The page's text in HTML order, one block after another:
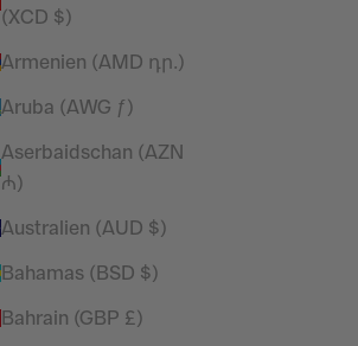
(XCD $)
Armenien (AMD դր.)
Aruba (AWG ƒ)
Aserbaidschan (AZN
₼)
Australien (AUD $)
Bahamas (BSD $)
Bahrain (GBP £)